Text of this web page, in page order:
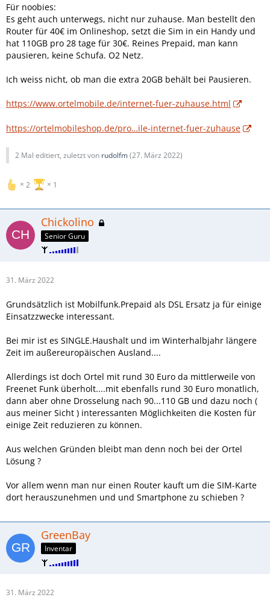
Für noobies:
Es geht auch unterwegs, nicht nur zuhause. Man bestellt den
Router für 40€ im Onlineshop, setzt die Sim in ein Handy und
hat 110GB pro 28 tage für 30€. Reines Prepaid, man kann
pausieren, keine Schufa. O2 Netz.
Ich weiss nicht, ob man die extra 20GB behält bei Pausieren.
https://www.ortelmobile.de/internet-fuer-zuhause.html
https://ortelmobileshop.de/pro…ile-internet-fuer-zuhause
2 Mal editiert, zuletzt von rudolfm(27. März 2022)
2 1
Chickolino
Senior Guru
31. März 2022
Grundsätzlich ist Mobilfunk.Prepaid als DSL Ersatz ja für einige
Einsatzzwecke interessant.
Bei mir ist es SINGLE.Haushalt und im Winterhalbjahr längere
Zeit im außereuropäischen Ausland....
Allerdings ist doch Ortel mit rund 30 Euro da mittlerweile von
Freenet Funk überholt....mit ebenfalls rund 30 Euro monatlich,
dann aber ohne Drosselung nach 90...110 GB und dazu noch (
aus meiner Sicht ) interessanten Möglichkeiten die Kosten für
einige Zeit reduzieren zu können.
Aus welchen Gründen bleibt man denn noch bei der Ortel
Lösung ?
Vor allem wenn man nur einen Router kauft um die SIM-Karte
dort herauszunehmen und und Smartphone zu schieben ?
GreenBay
Inventar
31. März 2022